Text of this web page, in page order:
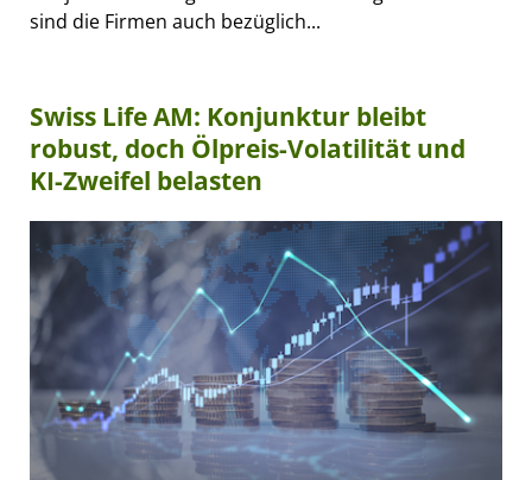
sind die Firmen auch bezüglich...
Swiss Life AM: Konjunktur bleibt
robust, doch Ölpreis-Volatilität und
KI-Zweifel belasten